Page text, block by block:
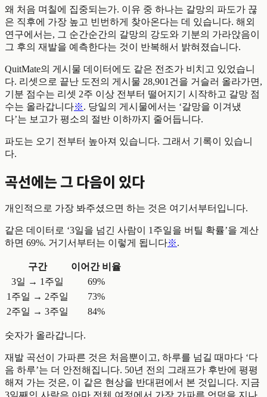
왜 처음 며칠에 집중되는가. 이유 중 하나는 갈망의 파도가 끊
은 직후에 가장 높고 빈번하게 찾아온다는 데 있습니다. 해외
연구에서는, 그 순간순간의 갈망의 강도와 기분의 가라앉음이
그 후의 재발을 예측한다는 것이 반복해서 밝혀졌습니다.
QuitMate의 게시물 데이터에도 같은 전조가 비치고 있었습니
다. 리셋으로 끝난 도전의 게시물 28,901건을 거슬러 올라가면,
기분 점수는 리셋 2주 이상 전부터 떨어지기 시작하고 갈망 점
수는 올라갑니다※. 당일의 게시물에서는 ‘갈망을 이겨냈
다’는 보고가 평소의 절반 이하까지 줄어듭니다.
파도는 오기 전부터 높아져 있습니다. 그래서 기록이 있습니
다.
곡선에는 그 다음이 있다
개인적으로 가장 봐주셨으면 하는 것은 여기서부터입니다.
같은 데이터로 ‘3일을 넘긴 사람이 1주일을 버틸 확률’을 계산
하면 69%. 거기서부터는 이렇게 됩니다※.
구간
이어간 비율
3일 → 1주일
69%
1주일 → 2주일
73%
2주일 → 3주일
84%
숫자가 올라갑니다.
재발 곡선이 가파른 것은 처음뿐이고, 하루를 넘길 때마다 ‘다
음 하루’는 더 안전해집니다. 50년 전의 그래프가 후반에 평평
해져 가는 것은, 이 같은 현상을 반대편에서 본 것입니다. 지금
3일째인 사람은 아마 전체 여정에서 가장 가파른 언덕을 지나